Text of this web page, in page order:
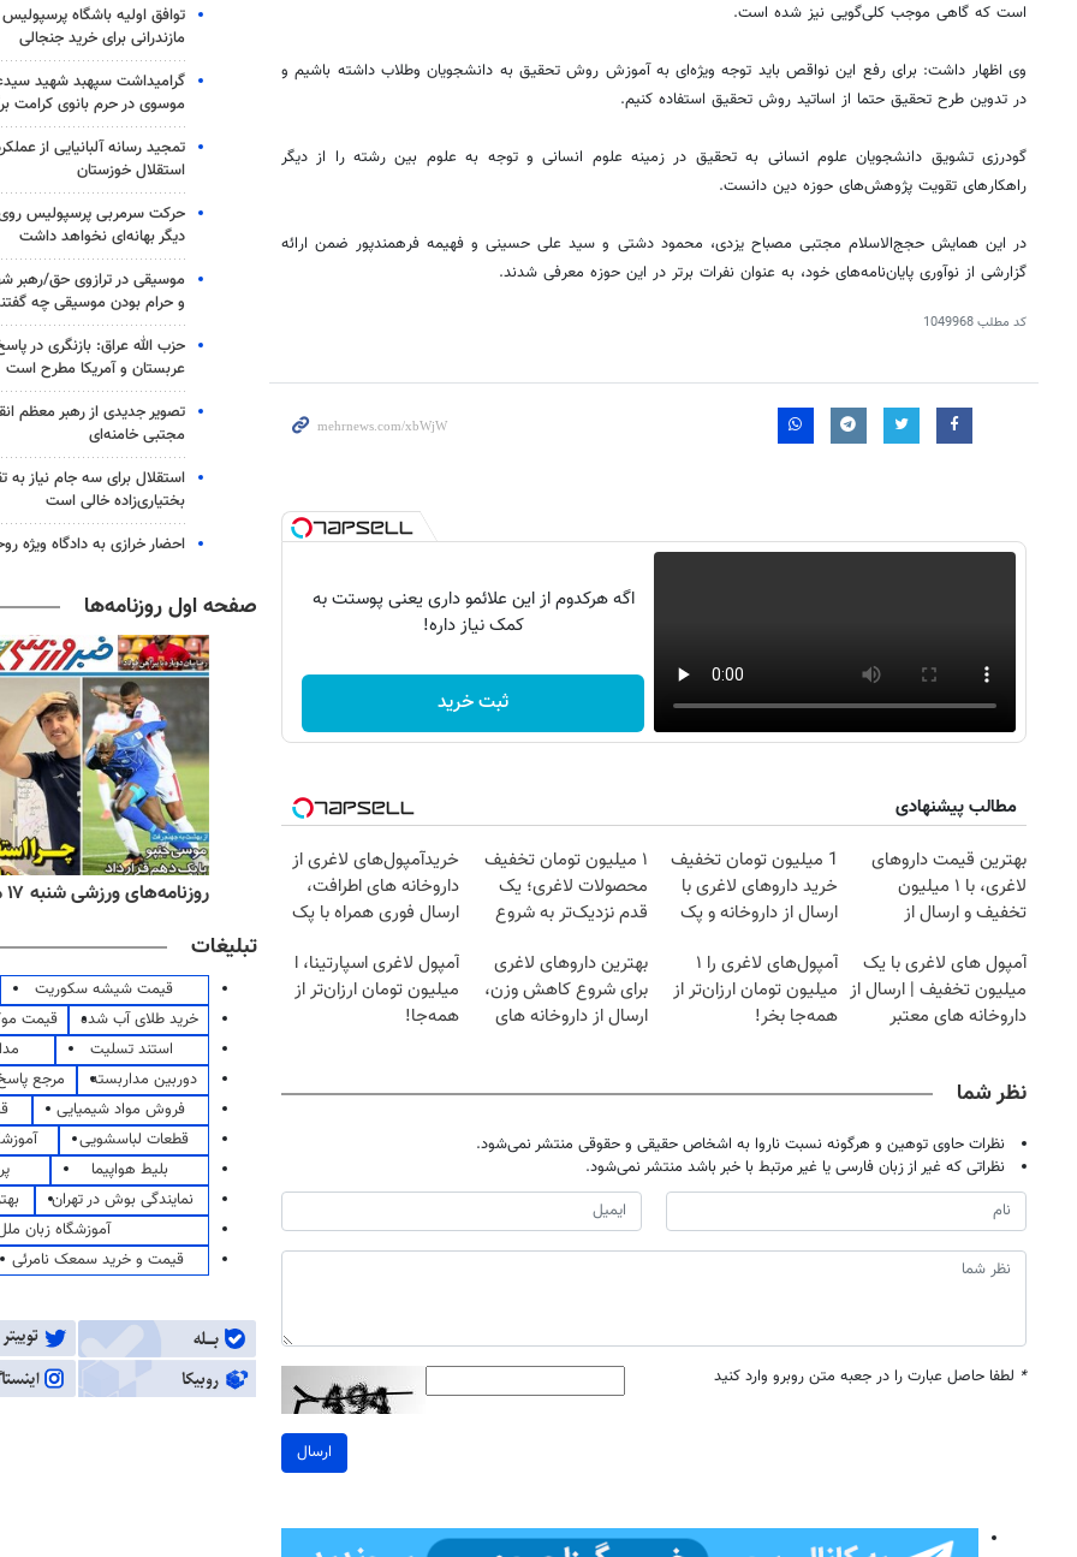
است که گاهی موجب کلی‌گویی نیز شده است.
وی اظهار داشت: برای رفع این نواقص باید توجه ویژه‌ای به آموزش روش تحقیق به دانشجویان وطلاب داشته باشیم و
در تدوین طرح تحقیق حتما از اساتید روش تحقیق استفاده کنیم.
گودرزی تشویق دانشجویان علوم انسانی به تحقیق در زمینه علوم انسانی و توجه به علوم بین رشته را از دیگر
راهکار‌های تقویت پژوهش‌های حوزه دین دانست.
در این همایش حجج‌الاسلام مجتبی مصباح یزدی، محمود دشتی و سید علی حسینی و فهیمه فرهمندپور ضمن ارائه
گزارشی از نوآوری پایان‌نامه‌های خود، به عنوان نفرات برتر در این حوزه معرفی شدند.
کد مطلب1049968
اگه هرکدوم از این علائمو داری یعنی پوستت به
کمک نیاز داره!
ثبت خرید
مطالب پیشنهادی
بهترین قیمت داروهای
لاغری، با ۱ میلیون
تخفیف و ارسال از
1 میلیون تومان تخفیف
خرید داروهای لاغری با
ارسال از داروخانه و پک
۱ میلیون تومان تخفیف
محصولات لاغری؛ یک
قدم نزدیک‌تر به شروع
خریدآمپول‌های لاغری از
داروخانه های اطرافت،
ارسال فوری همراه با پک
آمپول های لاغری با یک
میلیون تخفیف | ارسال از
داروخانه های معتبر
آمپول‌های لاغری را ۱
میلیون تومان ارزان‌تر از
همه‌جا بخر!
بهترین داروهای لاغری
برای شروع کاهش وزن،
ارسال از داروخانه های
آمپول لاغری اسپارتینا، ا
میلیون تومان ارزان‌تر از
همه‌جا!
نظر شما
نظرات حاوی توهین و هرگونه نسبت ناروا به اشخاص حقیقی و حقوقی منتشر نمی‌شود.
نظراتی که غیر از زبان فارسی یا غیر مرتبط با خبر باشد منتشر نمی‌شود.
* لطفا حاصل عبارت را در جعبه متن روبرو وارد کنید
ارسال
توافق اولیه باشگاه
مازندرانی برای خرید جنجالی
گرامیداشت سپهبد شهید
موسوی در حرم بانوی کرامت
تمجید رسانه آلبانیایی از
استقلال خوزستان
حرکت سرمربی پرسپولیس روی
دیگر بهانه‌ای نخواهد داشت
موسیقی در ترازوی حق/رهبر
و حرام بودن موسیقی چه
حزب الله عراق: بازنگری در
عربستان و آمریکا مطرح است
تصویر جدیدی از رهبر معظم
مجتبی خامنه‌ای
استقلال برای سه جام نیاز
بختیاری‌زاده خالی است
احضار خرازی به دادگاه ویژه
صفحه اول روزنامه‌ها
روزنامه‌های صبح شنبه ۱۷ مرداد ۱۴۰۵ روزنامه‌های اقتصادی شنبه ۱۷ مرداد ۱۴۰۵ روزنامه‌های ورزشی شنبه ۱۷ مرداد ۱۴۰۵
تبلیغات
قیمت شیشه سکوریت
خرید طلای آب شده
قیمت
استند تسلیت
دوربین مداربسته
مرجع
فروش مواد شیمیایی
قطعات لباسشویی
بلیط هواپیما
نمایندگی بوش در تهران
آموزشگاه زبان
قیمت و خرید سمعک نامرئی